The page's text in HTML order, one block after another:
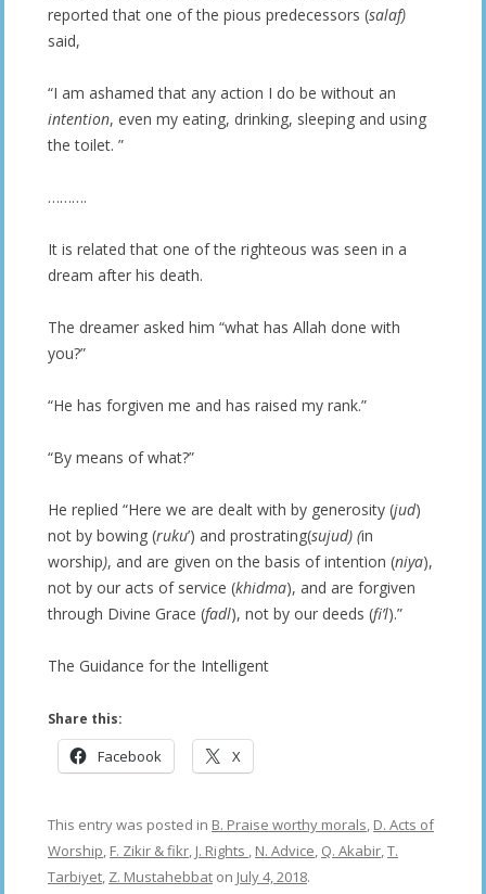
reported that one of the pious predecessors (salaf)
said,
“I am ashamed that any action I do be without an
intention, even my eating, drinking, sleeping and using
the toilet. ”
……….
It is related that one of the righteous was seen in a
dream after his death.
The dreamer asked him “what has Allah done with
you?”
“He has forgiven me and has raised my rank.”
“By means of what?”
He replied “Here we are dealt with by generosity (jud)
not by bowing (ruku’) and prostrating(sujud) (in
worship), and are given on the basis of intention (niya),
not by our acts of service (khidma), and are forgiven
through Divine Grace (fadl), not by our deeds (fi’l).”
The Guidance for the Intelligent
Share this:
Facebook X
This entry was posted in B. Praise worthy morals, D. Acts of
Worship, F. Zikir & fikr, J. Rights , N. Advice, Q. Akabir,T.
Tarbiyet, Z. Mustahebbat on July 4, 2018.